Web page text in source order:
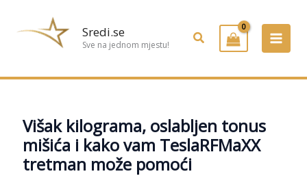
Sredi.se
Sve na jednom mjestu! Pretraživanje
Višak kilograma, oslabljen tonus
mišića i kako vam TeslaRFMaXX
tretman može pomoći